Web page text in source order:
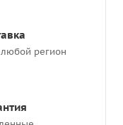
регион